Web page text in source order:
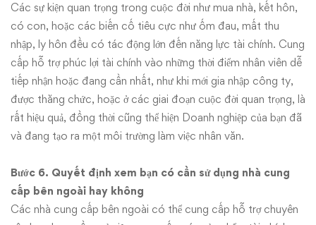
Các sự kiện quan trọng trong cuộc đời như mua nhà, kết hôn,
có con, hoặc các biến cố tiêu cực như ốm đau, mất thu
nhập, ly hôn đều có tác động lớn đến năng lực tài chính. Cung
cấp hỗ trợ phúc lợi tài chính vào những thời điểm nhân viên dễ
tiếp nhận hoặc đang cần nhất, như khi mới gia nhập công ty,
được thăng chức, hoặc ở các giai đoạn cuộc đời quan trọng, là
rất hiệu quả, đồng thời cũng thể hiện Doanh nghiệp của bạn đã
và đang tạo ra một môi trường làm việc nhân văn.
Bước 6. Quyết định xem bạn có cần sử dụng nhà cung
cấp bên ngoài hay không
Các nhà cung cấp bên ngoài có thể cung cấp hỗ trợ chuyên